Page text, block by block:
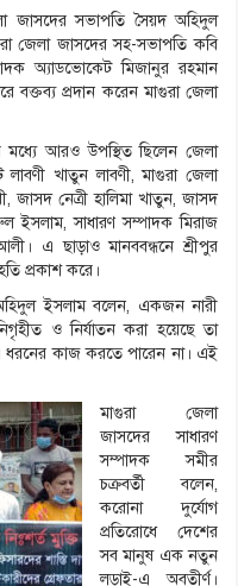
জাসদের সভাপতি সৈয়দ অহিদুল
জেলা জাসদের সহ-সভাপতি কবি
অ্যাডভোকেট মিজানুর রহমান
বক্তব্য প্রদান করেন মাগুরা জেলা
মধ্যে আরও উপস্থিত ছিলেন জেলা
খাতুন লাবণী, মাগুরা জেলা
জাসদ নেত্রী হালিমা খাতুন, জাসদ
ইসলাম, সাধারণ সম্পাদক মিরাজ
এ ছাড়াও মানববন্ধনে শ্রীপুর
প্রকাশ করে।
ইসলাম বলেন, একজন নারী
ও নির্যাতন করা হয়েছে তা
কাজ করতে পারেন না। এই
মাগুরা জেলা
জাসদের সাধারণ
সম্পাদক সমীর
চক্রবর্তী বলেন,
করোনা দুর্যোগ
প্রতিরোধে দেশের
সব মানুষ এক নতুন
লড়াই-এ অবতীর্ণ।